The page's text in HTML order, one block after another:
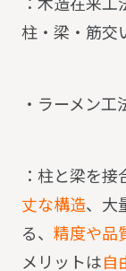
柱・梁・筋交
・ラーメン工
：柱と梁を
丈な構造、大
る、 精度や品
メリットは自